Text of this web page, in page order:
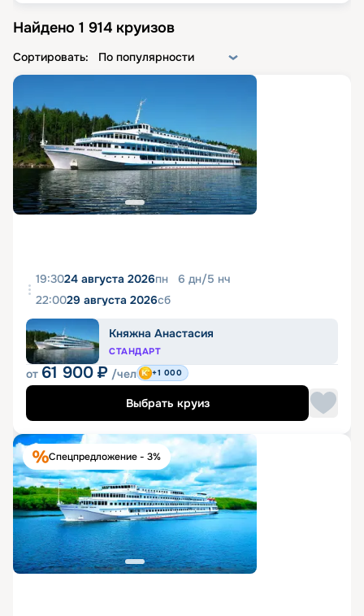
Найдено 1 914 круизов
Сортировать: По популярности
19:3024 августа 2026пн 6 дн/5 нч
22:0029 августа 2026сб
Княжна Анастасия
СТАНДАРТ
от 61 900 ₽ /чел +1 000
Выбрать круиз
Спецпредложение - 3%